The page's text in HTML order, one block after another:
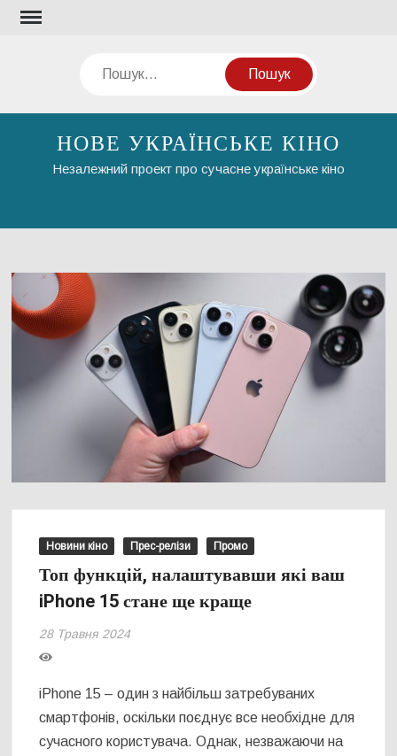
Перейти
Пошук
НОВЕ УКРАЇНСЬКЕ КІНО
Незалежний проект про сучасне українське кіно
Новини кіно Прес-релізи Промо
Топ функцій, налаштувавши які ваш
iPhone 15 стане ще краще
28 Травня 2024
iPhone 15 – один з найбільш затребуваних
смартфонів, оскільки поєднує все необхідне для
сучасного користувача. Однак, незважаючи на